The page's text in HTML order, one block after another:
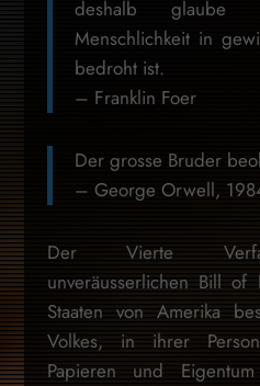
deshalb glaube
Menschlichkeit in
bedroht ist.
– Franklin Foer
Der grosse Bruder
– George Orwell,
Der Vierte
unveräusserlichen Bill
Staaten von Amerika
Volkes, in ihrer
Papieren und